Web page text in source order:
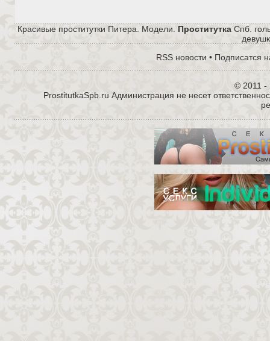
Красивые проститутки Питера. Модели. Проституткa Спб.
RSS новости • Подписатся
© 2011 -
ProstitutkaSpb.ru Администрация не несет